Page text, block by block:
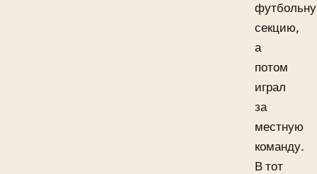
секцию,
а
потом
играл
за
местную
команду.
В тот